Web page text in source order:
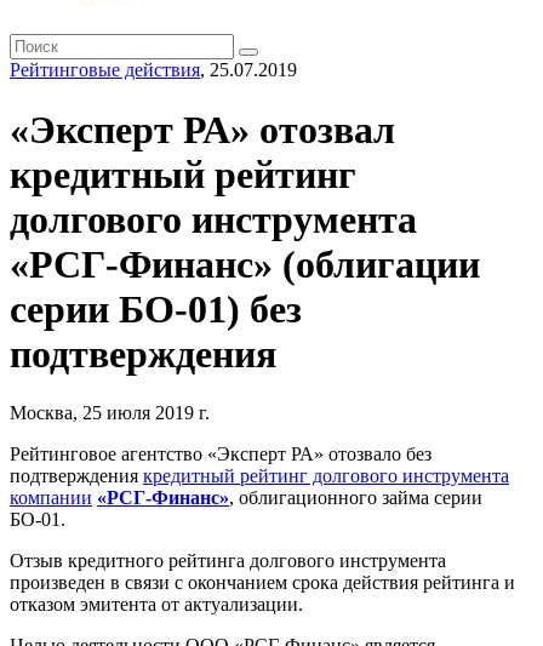
Рейтинговые действия, 25.07.2019
«Эксперт РА» отозвал
кредитный рейтинг
долгового инструмента
«РСГ-Финанс» (облигации
серии БО-01) без
подтверждения
Москва, 25 июля 2019 г.
Рейтинговое агентство «Эксперт РА» отозвало без
подтверждения кредитный рейтинг долгового инструмента
компании «РСГ-Финанс», облигационного займа серии
БО-01.
Отзыв кредитного рейтинга долгового инструмента
произведен в связи с окончанием срока действия рейтинга и
отказом эмитента от актуализации.